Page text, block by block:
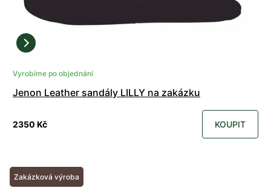
Vyrobíme po objednání
Jenon Leather sandály LILLY na zakázku
2350 Kč KOUPIT
Zakázková výroba